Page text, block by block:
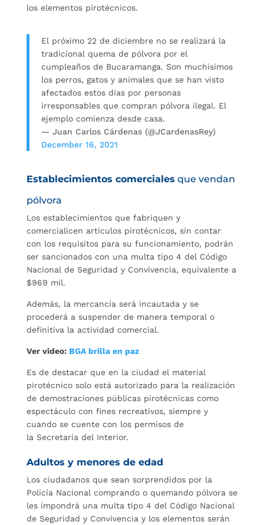
los elementos pirotécnicos.
El próximo 22 de diciembre no se realizará la
tradicional quema de pólvora por el
cumpleaños de Bucaramanga. Son muchísimos
los perros, gatos y animales que se han visto
afectados estos días por personas
irresponsables que compran pólvora ilegal. El
ejemplo comienza desde casa.
— Juan Carlos Cárdenas (@JCardenasRey)
December 16, 2021
Establecimientos comerciales que vendan
pólvora
Los establecimientos que fabriquen y
comercialicen artículos pirotécnicos, sin contar
con los requisitos para su funcionamiento, podrán
ser sancionados con una multa tipo 4 del Código
Nacional de Seguridad y Convivencia, equivalente a
$969 mil.
Además, la mercancía será incautada y se
procederá a suspender de manera temporal o
definitiva la actividad comercial.
Ver video: BGA brilla en paz
Es de destacar que en la ciudad el material
pirotécnico solo está autorizado para la realización
de demostraciones públicas pirotécnicas como
espectáculo con fines recreativos, siempre y
cuando se cuente con los permisos de
la Secretaría del Interior.
Adultos y menores de edad
Los ciudadanos que sean sorprendidos por la
Policía Nacional comprando o quemando pólvora se
les impondrá una multa tipo 4 del Código Nacional
de Seguridad y Convivencia y los elementos serán